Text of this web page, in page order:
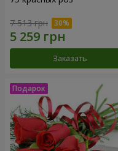
7 513 грн
Заказать